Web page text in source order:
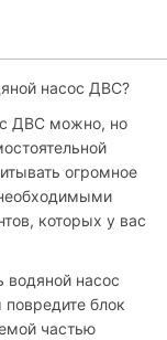
насос ДВС?
ДВС можно, но
огромное
которых у вас
насос
блок
частью